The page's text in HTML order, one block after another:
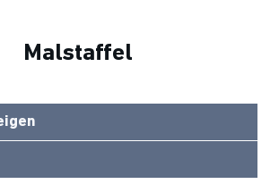
Malstaffel